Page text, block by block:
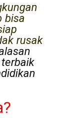
bisa
rusak